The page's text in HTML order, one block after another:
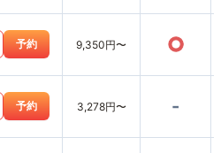
予約 9,350円〜 ○
予約 3,278円〜 -